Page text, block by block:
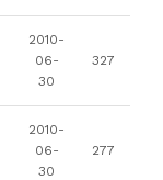
2010-
06-
30
327
2010-
06-
30
277